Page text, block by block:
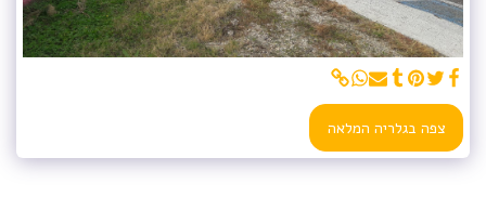
צפה בגלריה המלאה